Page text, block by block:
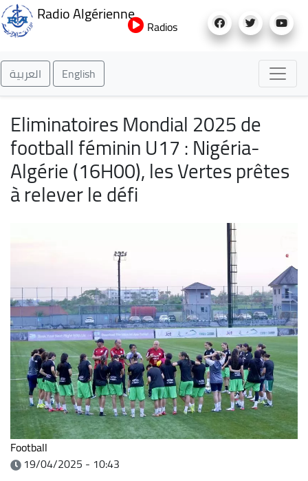
au
Radio Algérienne
Radios
العربية English
Eliminatoires Mondial 2025 de
football féminin U17 : Nigéria-
Algérie (16H00), les Vertes prêtes
à relever le défi
Football
19/04/2025 - 10:43